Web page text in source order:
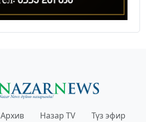
Архив Назар TV Түз эфир